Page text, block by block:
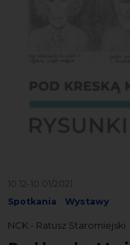
10.12-10.01/2021
Spotkania Wystawy
NCK - Ratusz Staromiejski